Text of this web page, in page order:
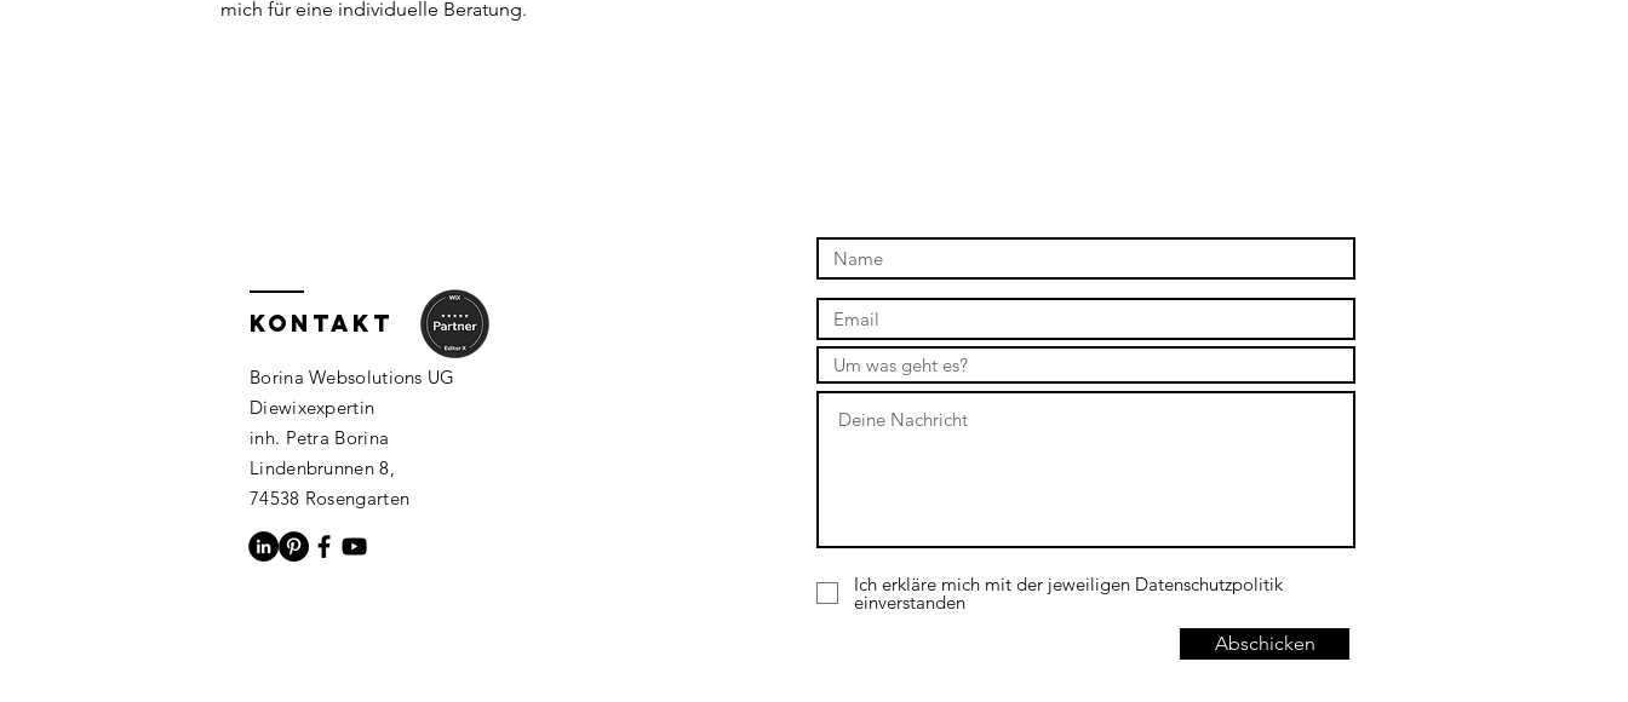
mich für eine individuelle Beratung.
KONTAKT
Borina Websolutions UG
Diewixexpertin
inh. Petra Borina
Lindenbrunnen 8,
74538 Rosengarten
Ich erkläre mich mit der jeweiligen Datenschutzpolitik
einverstanden
Abschicken